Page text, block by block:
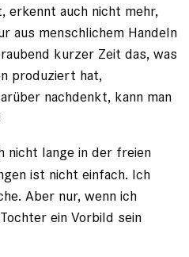
erkennt auch nicht mehr,
aus menschlichem Handeln
kurzer Zeit das, was
produziert hat,
nachdenkt, kann man
nicht lange in der freien
ist nicht einfach. Ich
Aber nur, wenn ich
ein Vorbild sein